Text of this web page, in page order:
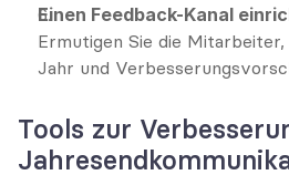
Einen Feedback-Kanal
Ermutigen Sie die Mitarbeiter,
Jahr und
Tools zur